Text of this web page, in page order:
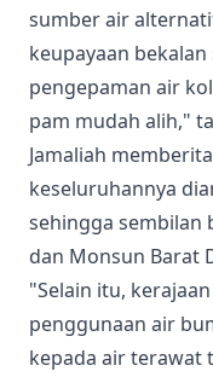
sumber air
keupayaan
pengepaman air
pam mudah alih,"
Jamaliah
keseluruhannya
sehingga sembilan
dan Monsun Barat
"Selain itu,
penggunaan air
kepada air terawat